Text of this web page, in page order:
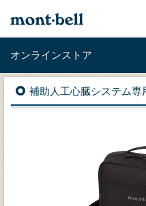
オンラインストア
補助人工心臓システム